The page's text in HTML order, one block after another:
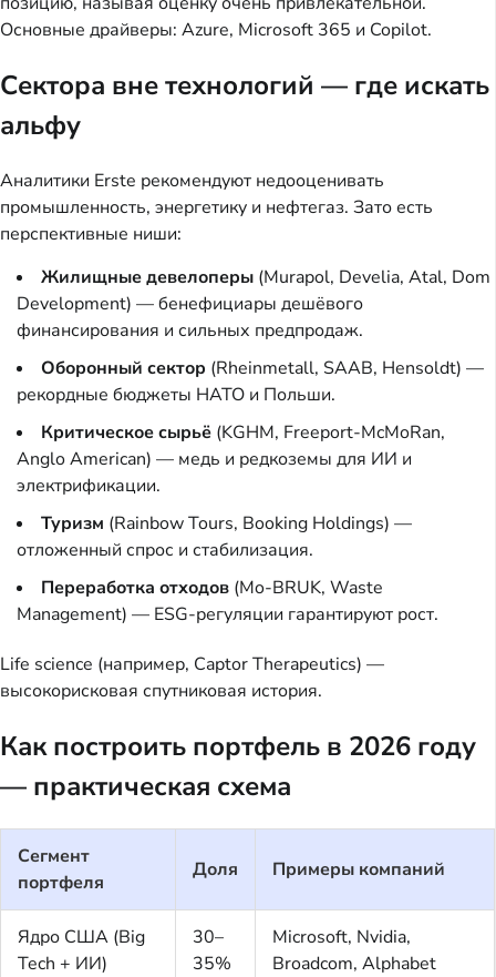
Основные драйверы: Azure, Microsoft 365 и Copilot.
Сектора вне технологий — где искать
альфу
Аналитики Erste рекомендуют недооценивать
промышленность, энергетику и нефтегаз. Зато есть
перспективные ниши:
Жилищные девелоперы (Murapol, Develia, Atal, Dom
Development) — бенефициары дешёвого
финансирования и сильных предпродаж.
Оборонный сектор (Rheinmetall, SAAB, Hensoldt) —
рекордные бюджеты НАТО и Польши.
Критическое сырьё (KGHM, Freeport-McMoRan,
Anglo American) — медь и редкоземы для ИИ и
электрификации.
Туризм (Rainbow Tours, Booking Holdings) —
отложенный спрос и стабилизация.
Переработка отходов (Mo-BRUK, Waste
Management) — ESG-регуляции гарантируют рост.
Life science (например, Captor Therapeutics) —
высокорисковая спутниковая история.
Как построить портфель в 2026 году
— практическая схема
Сегмент
портфеля
Доля Примеры компаний
Ядро США (Big
Tech + ИИ)
30–
35%
Microsoft, Nvidia,
Broadcom, Alphabet